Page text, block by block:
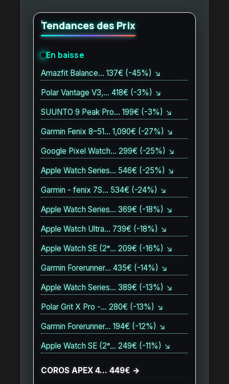
Tendances des Prix
En baisse
Amazfit Balance… 137€ (-45%) ↘
Polar Vantage V3,… 418€ (-3%) ↘
SUUNTO 9 Peak Pro… 199€ (-3%) ↘
Garmin Fenix 8–51… 1,090€ (-27%) ↘
Google Pixel Watch… 299€ (-25%) ↘
Apple Watch Series… 546€ (-25%) ↘
Garmin - fenix 7S… 534€ (-24%) ↘
Apple Watch Series… 369€ (-18%) ↘
Apple Watch Ultra… 739€ (-18%) ↘
Apple Watch SE (2ᵉ… 209€ (-16%) ↘
Garmin Forerunner… 435€ (-14%) ↘
Apple Watch Series… 389€ (-13%) ↘
Polar Grit X Pro -… 280€ (-13%) ↘
Garmin Forerunner… 194€ (-12%) ↘
Apple Watch SE (2ᵉ… 249€ (-11%) ↘
COROS APEX 4… 449€ →